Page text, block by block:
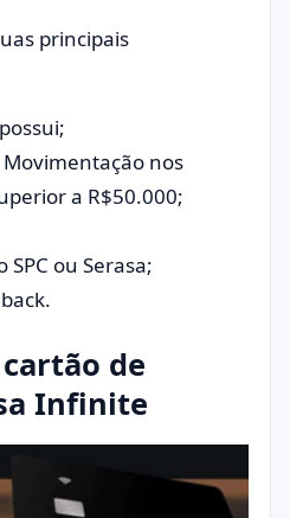
principais
Movimentação nos
a R$50.000;
SPC ou Serasa;
de
Infinite